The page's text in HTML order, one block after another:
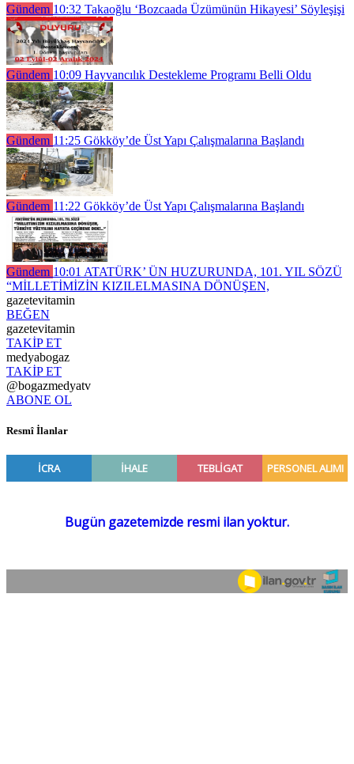
Gündem 10:32 Takaoğlu ‘Bozcaada Üzümünün Hikayesi’ Söyleşişi
Gündem 10:09 Hayvancılık Destekleme Programı Belli Oldu
Gündem 11:25 Gökköy’de Üst Yapı Çalışmalarına Başlandı
Gündem 11:22 Gökköy’de Üst Yapı Çalışmalarına Başlandı
Gündem 10:01 ATATÜRK’ ÜN HUZURUNDA, 101. YIL SÖZÜ
“MİLLETİMİZİN KIZILELMASINA DÖNÜŞEN,
gazetevitamin
BEĞEN
gazetevitamin
TAKİP ET
medyabogaz
TAKİP ET
@bogazmedyatv
ABONE OL
Resmî İlanlar